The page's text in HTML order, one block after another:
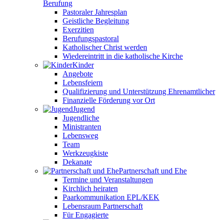
Berufung
Pastoraler Jahresplan
Geistliche Begleitung
Exerzitien
Berufungspastoral
Katholischer Christ werden
Wiedereintritt in die katholische Kirche
Kinder
Angebote
Lebensfeiern
Qualifizierung und Unterstützung Ehrenamtlicher
Finanzielle Förderung vor Ort
Jugend
Jugendliche
Ministranten
Lebensweg
Team
Werkzeugkiste
Dekanate
Partnerschaft und Ehe
Termine und Veranstaltungen
Kirchlich heiraten
Paarkommunikation EPL/KEK
Lebensraum Partnerschaft
Für Engagierte